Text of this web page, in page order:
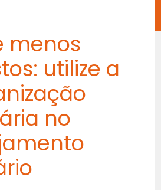
menos
utilize a
no